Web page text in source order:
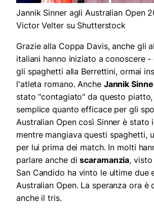
Jannik Sinner agli Australian Open
Victor Velter su Shutterstock
Grazie alla Coppa Davis, anche gli
italiani hanno iniziato a conoscere
gli spaghetti alla Berrettini, ormai
l'atleta romano. Anche Jannik
stato "contagiato" da questo
semplice quanto efficace per gli
Australian Open così Sinner è stato
mentre mangiava questi spaghetti,
per lui prima dei match. In molti
parlare anche discaramanzia,
San Candido ha vinto le ultime due
Australian Open. La speranza ora è
anche il tris.